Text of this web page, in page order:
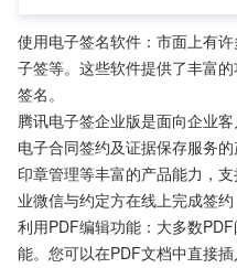
使用电子签名软件：市面上有
子签等。这些软件提供了丰富
签名。
腾讯电子签企业版是面向企业
电子合同签约及证据保存服务
印章管理等丰富的产品能力，
业微信与约定方在线上完成签约
利用PDF编辑功能：大多数
能。您可以在PDF文档中直接插